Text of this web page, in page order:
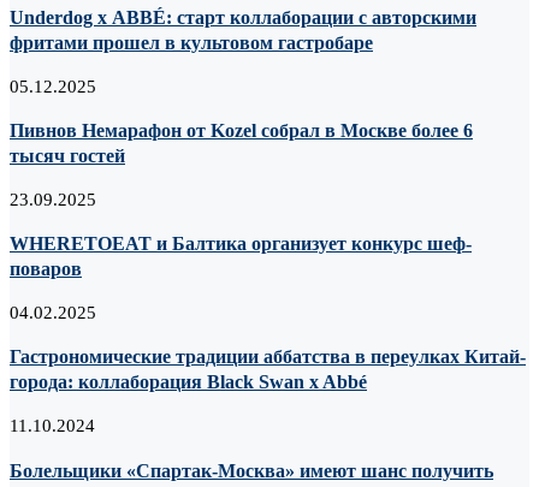
Underdog х ABBÉ: старт коллаборации с авторскими
фритами прошел в культовом гастробаре
05.12.2025
Пивнов Немарафон от Kozel собрал в Москве более 6
тысяч гостей
23.09.2025
WHERETOEAT и Балтика организует конкурс шеф-
поваров
04.02.2025
Гастрономические традиции аббатства в переулках Китай-
города: коллаборация Black Swan x Abbé
11.10.2024
Болельщики «Спартак-Москва» имеют шанс получить